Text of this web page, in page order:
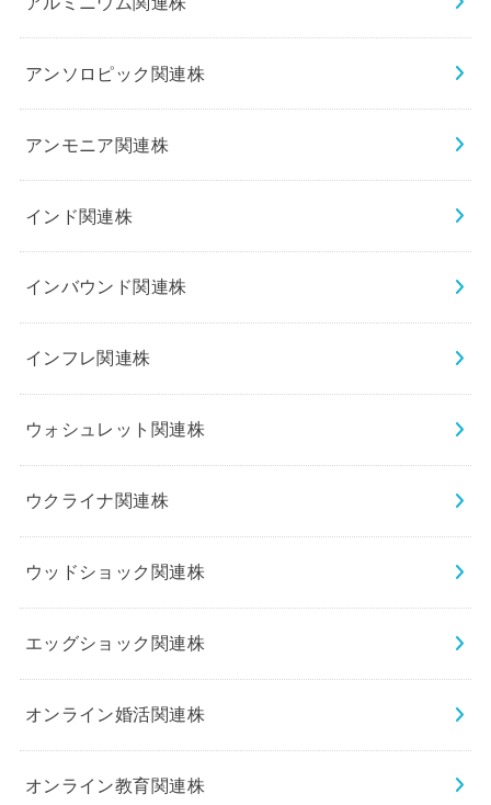
アンソロピック関連株
アンモニア関連株
インド関連株
インバウンド関連株
インフレ関連株
ウォシュレット関連株
ウクライナ関連株
ウッドショック関連株
エッグショック関連株
オンライン婚活関連株
オンライン教育関連株